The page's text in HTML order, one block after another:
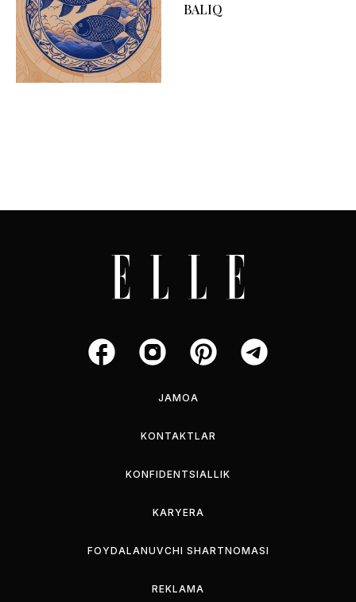
BALIQ
JAMOA
KONTAKTLAR
KONFIDENTSIALLIK
KARYERA
FOYDALANUVCHI SHARTNOMASI
REKLAMA